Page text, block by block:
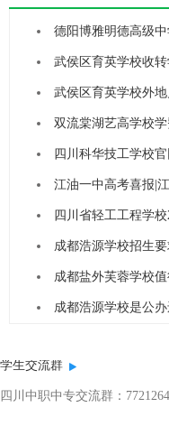
德阳博雅明德高级
武侯区育英学校收
武侯区育英学校外
双流棠湖艺高学校
四川科华技工学校
江油一中高考喜报|
四川省轻工工程学
成都浩源学校招生
成都盐外芙蓉学校
成都浩源学校是公
学生交流群
四川中职中专交流群：